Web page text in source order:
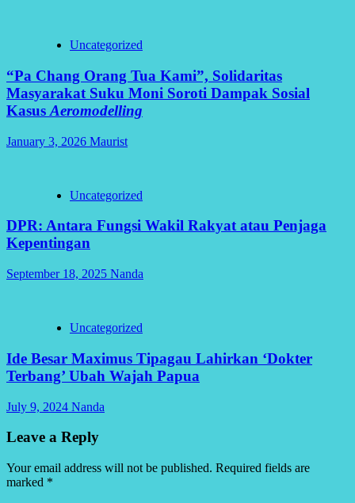
Uncategorized
“Pa Chang Orang Tua Kami”, Solidaritas
Masyarakat Suku Moni Soroti Dampak Sosial
Kasus Aeromodelling
January 3, 2026 Maurist
Uncategorized
DPR: Antara Fungsi Wakil Rakyat atau Penjaga
Kepentingan
September 18, 2025 Nanda
Uncategorized
Ide Besar Maximus Tipagau Lahirkan ‘Dokter
Terbang’ Ubah Wajah Papua
July 9, 2024 Nanda
Leave a Reply
Your email address will not be published. Required fields are
marked *